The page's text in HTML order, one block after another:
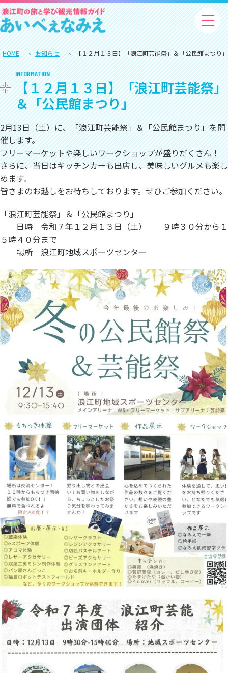
HOME お知らせ 【１２月１３日】「浪江町芸能祭」＆「公民館まつり」
INFORMATION
【１２月１３日】「浪江町芸能祭」
＆「公民館まつり」
2月13日（土）に、「浪江町芸能祭」＆「公民館まつり」を開
催します。
フリーマーケットや楽しいワークショップが盛りだくさん！
さらに、当日はキッチンカーも出店し、美味しいグルメも楽し
めます。
皆さまのお越しをお待ちしております。ぜひご参加ください。
「浪江町芸能祭」＆「公民館まつり」
日時 令和７年１２月１３日（土） ９時３０分から１
５時４０分まで
場所 浪江町地域スポーツセンター